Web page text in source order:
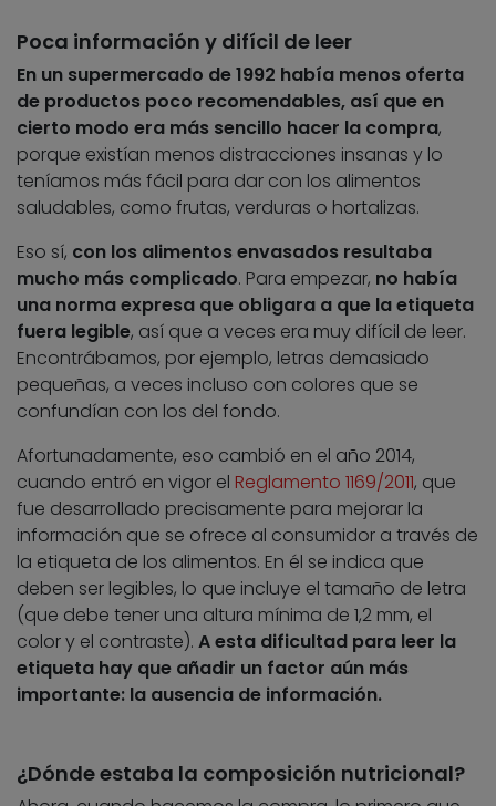
Poca información y difícil de leer
En un supermercado de 1992 había menos oferta
de productos poco recomendables, así que en
cierto modo era más sencillo hacer la compra,
porque existían menos distracciones insanas y lo
teníamos más fácil para dar con los alimentos
saludables, como frutas, verduras o hortalizas.
Eso sí, con los alimentos envasados resultaba
mucho más complicado. Para empezar, no había
una norma expresa que obligara a que la etiqueta
fuera legible, así que a veces era muy difícil de leer.
Encontrábamos, por ejemplo, letras demasiado
pequeñas, a veces incluso con colores que se
confundían con los del fondo.
Afortunadamente, eso cambió en el año 2014,
cuando entró en vigor el Reglamento 1169/2011, que
fue desarrollado precisamente para mejorar la
información que se ofrece al consumidor a través de
la etiqueta de los alimentos. En él se indica que
deben ser legibles, lo que incluye el tamaño de letra
(que debe tener una altura mínima de 1,2 mm, el
color y el contraste). A esta dificultad para leer la
etiqueta hay que añadir un factor aún más
importante: la ausencia de información.
¿Dónde estaba la composición nutricional?